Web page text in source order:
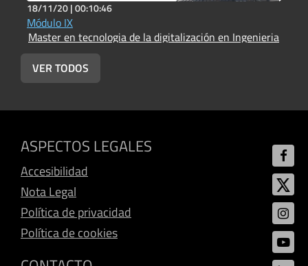
18/11/20 |00:10:46
Módulo IX
Master en tecnologia de la digitalización en Ingenieria
VER TODOS
ASPECTOS LEGALES
Accesibilidad
Nota Legal
Política de privacidad
Política de cookies